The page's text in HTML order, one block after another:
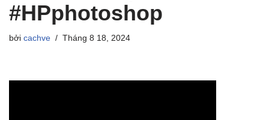
#HPphotoshop
bởi cachve Tháng 8 18, 2024